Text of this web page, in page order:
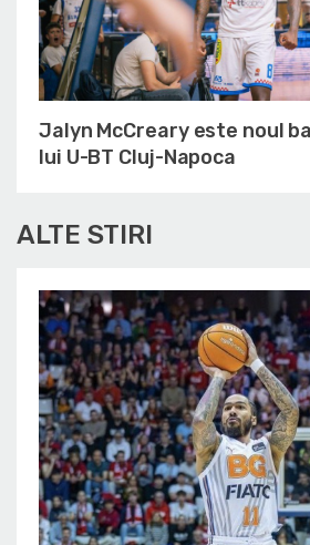
Jalyn McCreary este noul
lui U-BT Cluj-Napoca
ALTE STIRI